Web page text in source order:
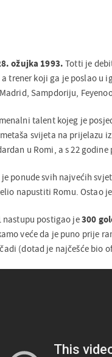
ožujka 1993. Totti je
a trener koji ga je poslao u
Sampdoriju,
talent kojeg je
svijeta na prijelazu
u Romi, a s 22 godine
je ponude svih najvećih
napustiti Romu. Ostao
nastupu postigao je300
veće da je puno prije
(dotad je najčešće bio